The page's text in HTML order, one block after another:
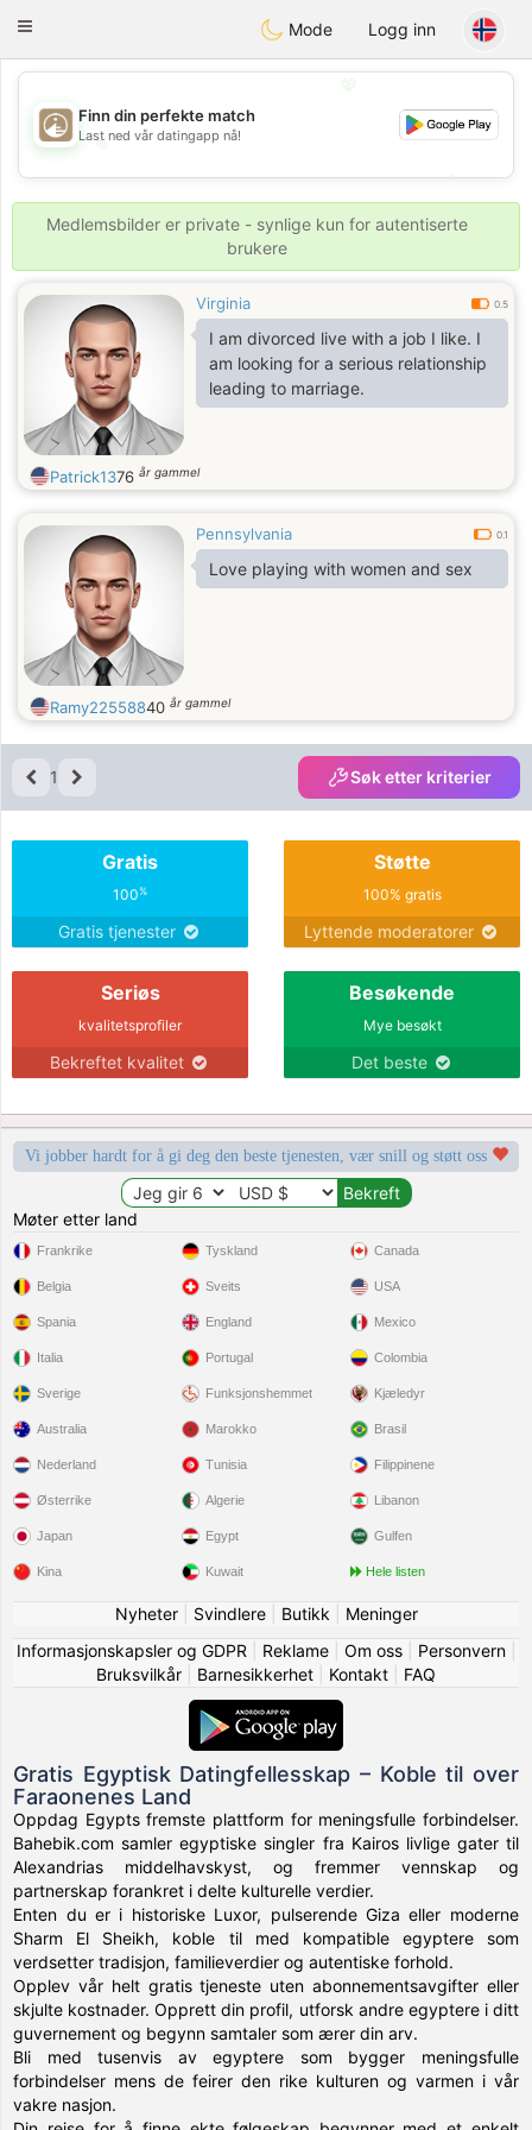
ahebik
Toggle
Mode Logg inn
💖
💕
💕
Finn din perfekte match
Last ned vår datingapp nå!
Medlemsbilder er private - synlige kun for autentiserte
brukere
Virginia 0.5
I am divorced live with a job I like. I
am looking for a serious relationship
leading to marriage.
Patrick1376 år gammel
Pennsylvania 0.1
Love playing with women and sex
Ramy22558840 år gammel
1 Søk etter kriterier
Gratis
100%
Gratis tjenester
Støtte
100% gratis
Lyttende moderatorer
Seriøs
kvalitetsprofiler
Bekreftet kvalitet
Besøkende
Mye besøkt
Det beste
Vi jobber hardt for å gi deg den beste tjenesten, vær snill og støtt oss
Møter etter land
Frankrike
Belgia
Spania
Italia
Sverige
Tyskland
Sveits
England
Portugal
Funksjonshemmet
Canada
USA
Mexico
Colombia
Kjæledyr
Australia
Nederland
Østerrike
Japan
Kina
Marokko
Tunisia
Algerie
Egypt
Kuwait
Brasil
Filippinene
Libanon
Gulfen
Hele listen
Nyheter| Svindlere| Butikk
Meninger
Informasjonskapsler og GDPR
Reklame| Om oss| Personvern|
Bruksvilkår
Barnesikkerhet Kontakt FAQ
Gratis Egyptisk Datingfellesskap – Koble til over
Faraonenes Land
Oppdag Egypts fremste plattform for meningsfulle forbindelser.
Bahebik.com samler egyptiske singler fra Kairos livlige gater til
Alexandrias middelhavskyst, og fremmer vennskap og
partnerskap forankret i delte kulturelle verdier.
Enten du er i historiske Luxor, pulserende Giza eller moderne
Sharm El Sheikh, koble til med kompatible egyptere som
verdsetter tradisjon, familieverdier og autentiske forhold.
Opplev vår helt gratis tjeneste uten abonnementsavgifter eller
skjulte kostnader. Opprett din profil, utforsk andre egyptere i ditt
guvernement og begynn samtaler som ærer din arv.
Bli med tusenvis av egyptere som bygger meningsfulle
forbindelser mens de feirer den rike kulturen og varmen i vår
vakre nasjon.